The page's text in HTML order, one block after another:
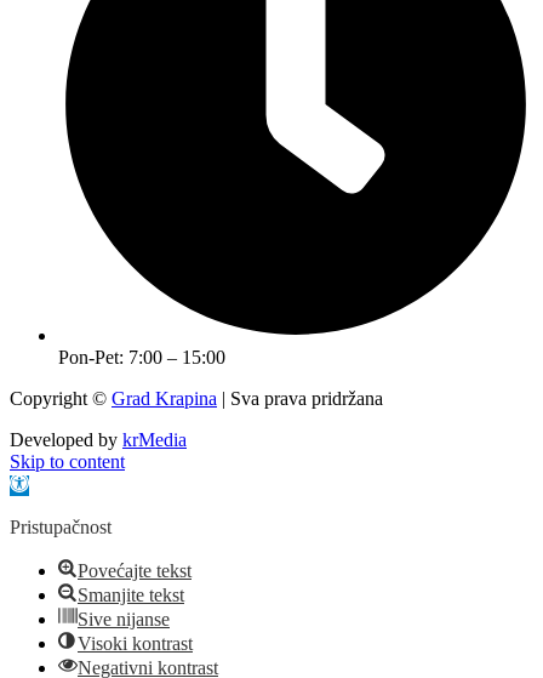
Pon-Pet: 7:00 – 15:00
Copyright © Grad Krapina | Sva prava pridržana
Developed by krMedia
Skip to content
Open toolbar
Pristupačnost
Povećajte tekst
Smanjite tekst
Sive nijanse
Visoki kontrast
Negativni kontrast